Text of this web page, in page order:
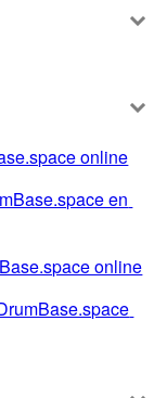
online
en
online